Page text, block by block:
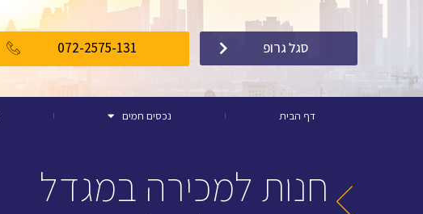
סגל גרופ 072-2575-131
דף הבית נכסים חמים
חנות למכירה במגדל